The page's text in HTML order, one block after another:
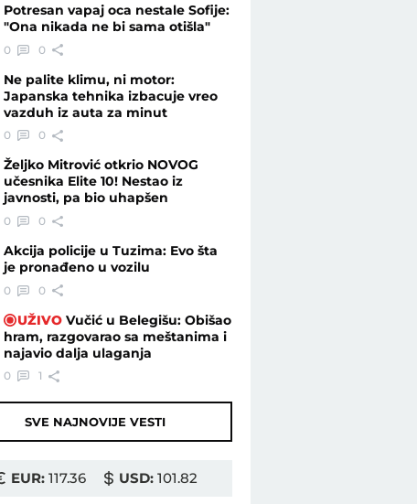
- Vesti - Telegraf.rs
Potresan vapaj oca nestale Sofije:
"Ona nikada ne bi sama otišla"
0 0
Ne palite klimu, ni motor:
Japanska tehnika izbacuje vreo
vazduh iz auta za minut
0 0
Željko Mitrović otkrio NOVOG
učesnika Elite 10! Nestao iz
javnosti, pa bio uhapšen
0 0
Akcija policije u Tuzima: Evo šta
je pronađeno u vozilu
0 0
UŽIVOVučić u Belegišu: Obišao
hram, razgovarao sa meštanima i
najavio dalja ulaganja
0 1
SVE NAJNOVIJE VESTI
EUR:117.36 USD: 101.82